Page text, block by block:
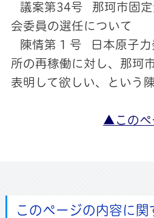
議案第34号 那珂市固定
会委員の選任について
陳情第 1 号 日本原子力
所の再稼働に対し、那珂
表明して欲しい、という
▲このペ
このページの内容に